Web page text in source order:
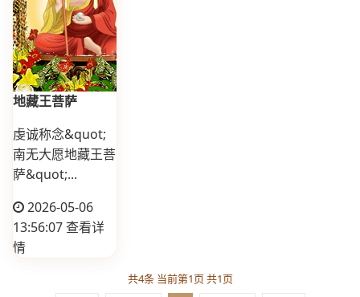
地藏王菩萨
虔诚称念&quot;
南无大愿地藏王菩
萨&quot;...
2026-05-06
13:56:07查看详
情
共4条 当前第1页 共1页